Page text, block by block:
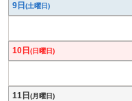
9日 (土曜日)
10日 (日曜日)
11日 (月曜日)